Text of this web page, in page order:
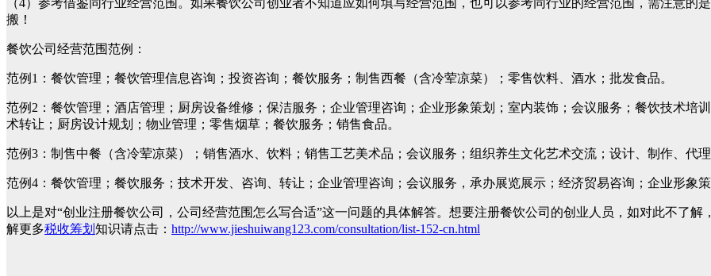
（4）参考借鉴同行业经营范围。 如果餐饮公司创业者不知道应如何填写经营范围，也可以参考同行业的经营范围，需注意的
搬！
餐饮公司经营范围范例 ：
范例1： 餐饮管理；餐饮管理信息咨询；投资咨询；餐饮服务；制售西餐（含冷荤凉菜）；零售饮料、酒水；批发食品。
范例2： 餐饮管理；酒店管理；厨房设备维修；保洁服务；企业管理咨询；企业形象策划；室内装饰；会议服务；餐饮技术培
术转让；厨房设计规划；物业管理；零售烟草；餐饮服务；销售食品。
范例3： 制售中餐（含冷荤凉菜）；销售酒水、饮料；销售工艺美术品；会议服务；组织养生文化艺术交流；设计、制作、代
范例4： 餐饮管理；餐饮服务；技术开发、咨询、转让；企业管理咨询；会议服务，承办展览展示；经济贸易咨询；企业形象
以上是对“创业注册餐饮公司，公司经营范围怎么写合适”这一问题的具体解答。想要注册餐饮公司的创业人员，如对此不了解
解更多税收筹划 知识请点击： http://www.jieshuiwang123.com/consultation/list-152-cn.html